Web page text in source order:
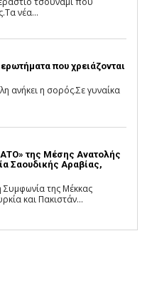
νέα...
που χρειάζονται
ανήκει η σορός.Σε γυναίκα
της Μέσης Ανατολής
Σαουδικής Αραβίας,
Συμφωνία της Μέκκας
και Πακιστάν...